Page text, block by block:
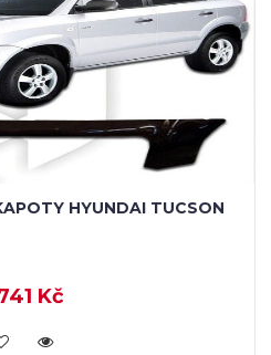
HYUNDAI TUCSON
Kč